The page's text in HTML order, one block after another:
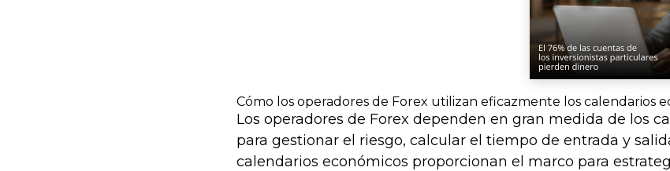
Cómo los operadores de Forex utilizan eficazmente los calendarios
Los operadores de Forex dependen en gran medida de los
para gestionar el riesgo, calcular el tiempo de entrada y
calendarios económicos proporcionan el marco para